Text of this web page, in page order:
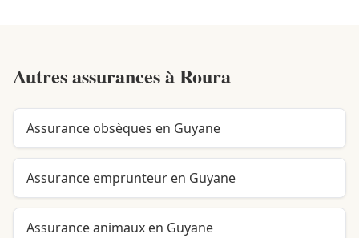
Autres assurances àRoura
Assurance obsèques en Guyane
Assurance emprunteur en Guyane
Assurance animaux en Guyane